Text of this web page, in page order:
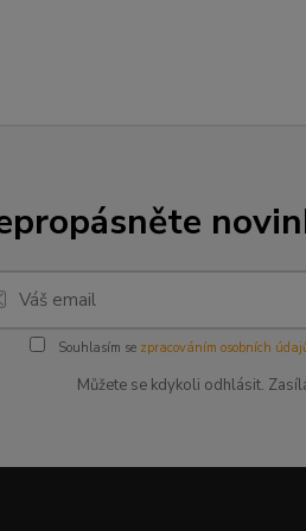
Souhlasím se zpracováním osobních
Můžete se kdykoli odhlásit.